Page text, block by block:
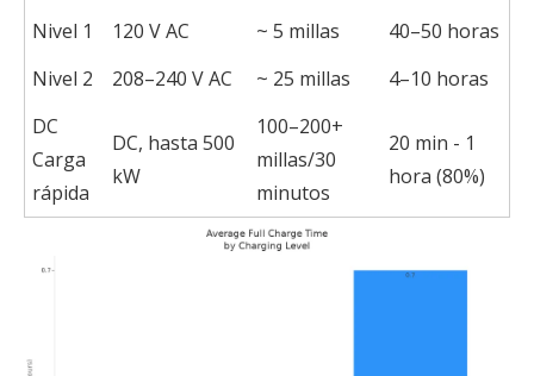
Nivel 1
120 V AC ~ 5 millas
40–50 horas
Nivel 2
208–240 V AC ~ 25 millas
4–10 horas
DC
Carga
rápida
DC, hasta 500
kW
100–200+
millas/30
minutos
20 min - 1
hora (80%)